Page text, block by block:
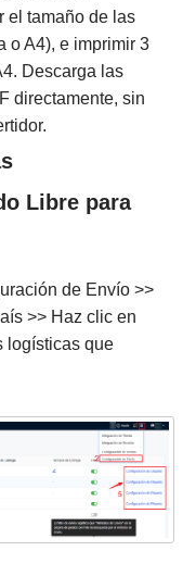
el tamaño de las
o A4), e imprimir 3
Descarga las
directamente, sin
Libre para
de Envío >>
>> Haz clic en
logísticas que